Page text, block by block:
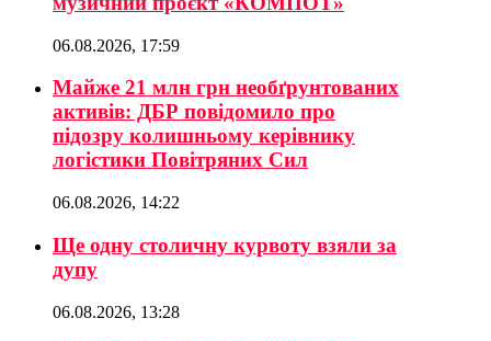
06.08.2026, 17:59
Майже 21 млн грн необґрунтованих
активів: ДБР повідомило про
підозру колишньому керівнику
логістики Повітряних Сил
06.08.2026, 14:22
Ще одну столичну курвоту взяли за
дупу
06.08.2026, 13:28